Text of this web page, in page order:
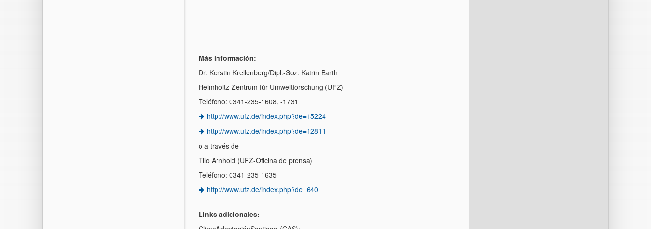
Más información:
Dr. Kerstin Krellenberg/Dipl.-Soz. Katrin Barth
Helmholtz-Zentrum für Umweltforschung (UFZ)
Teléfono: 0341-235-1608, -1731
http://www.ufz.de/index.php?de=15224
http://www.ufz.de/index.php?de=12811
o a través de
Tilo Arnhold (UFZ-Oficina de prensa)
Teléfono: 0341-235-1635
http://www.ufz.de/index.php?de=640
Links adicionales: